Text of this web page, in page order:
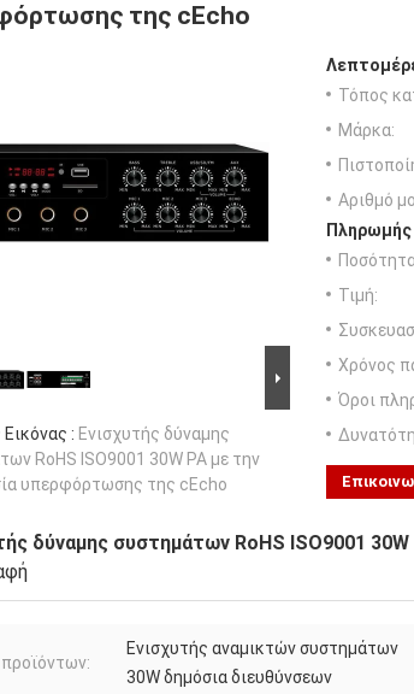
της cEcho
: Ενισχυτής δύναμης
RoHS ISO9001 30W PA με την
υπερφόρτωσης της cEcho
Τόπος
Μάρκα:
Αριθμό
Τιμή:
Χρόνος
Όροι
δύναμης συστημάτων RoHS ISO9001
Ενισχυτής αναμικτών συστημάτων
30W δημόσια διευθύνσεων